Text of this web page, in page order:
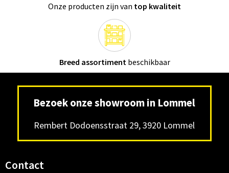
Onze producten zijn van top kwaliteit
Breed assortiment beschikbaar
Bezoek onze showroom in Lommel
Rembert Dodoensstraat 29, 3920 Lommel
Contact